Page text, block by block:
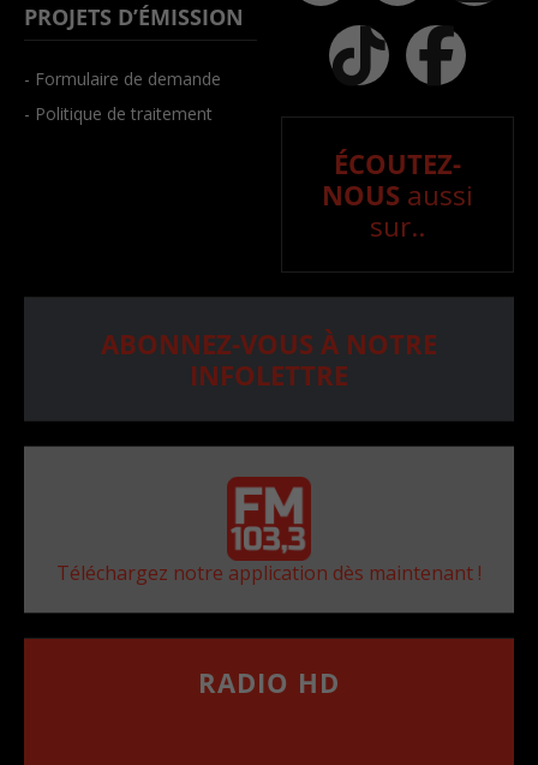
PROJETS D’ÉMISSION
- Formulaire de demande
- Politique de traitement
ÉCOUTEZ-
NOUS aussi
sur..
ABONNEZ-VOUS À NOTRE
INFOLETTRE
Téléchargez notre application dès maintenant !
RADIO HD